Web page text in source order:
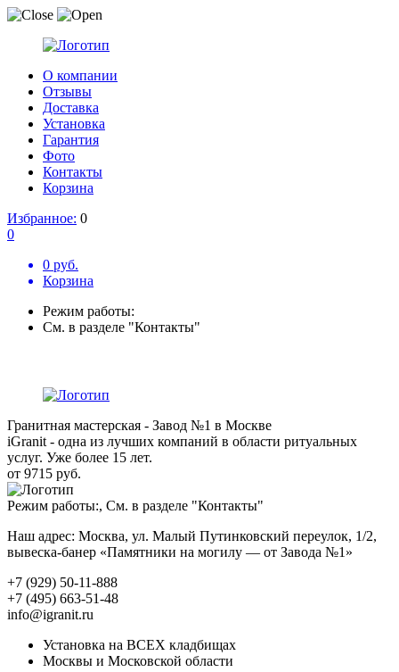
О компании
Отзывы
Доставка
Установка
Гарантия
Фото
Контакты
Корзина
Избранное: 0
0
0 руб.
Корзина
Режим работы:
См. в разделе "Контакты"
Гранитная мастерская - Завод №1 в Москве
iGranit - одна из лучших компаний в области ритуальных
услуг. Уже более 15 лет.
от 9715 руб.
Режим работы:, См. в разделе "Контакты"
Наш адрес: Москва, ул. Малый Путинковский переулок, 1/2,
вывеска-банер «Памятники на могилу — от Завода №1»
+7 (929) 50-11-888
+7 (495) 663-51-48
info@igranit.ru
Установка на ВСЕХ кладбищах
Москвы и Московской области